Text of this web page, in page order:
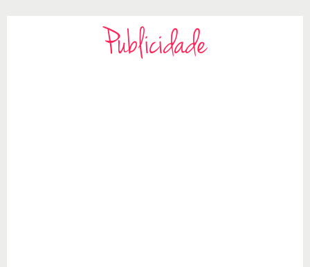
Publicidade